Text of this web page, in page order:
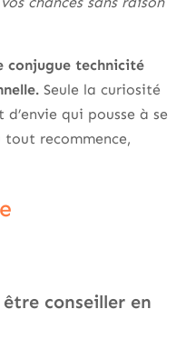
conjugue technicité
Seule la curiosité
qui pousse à se
recommence,
conseiller en